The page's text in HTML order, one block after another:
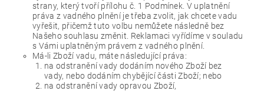
strany, který tvoří přílohu č. 1 Podmínek. V uplatnění
práva z vadného plnění je třeba zvolit, jak chcete vadu
vyřešit, přičemž tuto volbu nemůžete následně bez
Našeho souhlasu změnit. Reklamaci vyřídíme v souladu
s Vámi uplatněným právem z vadného plnění.
Má-li Zboží vadu, máte následující práva:
na odstranění vady dodáním nového Zboží bez
vady, nebo dodáním chybějící části Zboží; nebo
na odstranění vady opravou Zboží,